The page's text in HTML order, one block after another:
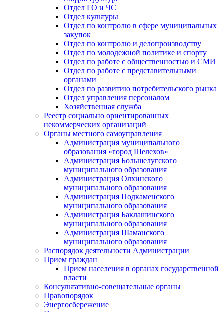
Отдел ГО и ЧС
Отдел культуры
Отдел по контролю в сфере муниципальных
закупок
Отдел по контролю и делопроизводству
Отдел по молодежной политике и спорту
Отдел по работе с общественностью и СМИ
Отдел по работе с представительными
органами
Отдел по развитию потребительского рынка
Отдел управления персоналом
Хозяйственная служба
Реестр социально ориентированных
некоммерческих организаций
Органы местного самоуправления
Администрация муниципального
образования «город Шелехов»
Администрация Большелугского
муниципального образования
Администрация Олхинского
муниципального образования
Администрация Подкаменского
муниципального образования
Администрация Баклашинского
муниципального образования
Администрация Шаманского
муниципального образования
Распорядок деятельности Администрации
Прием граждан
Прием населения в органах государственной
власти
Консультативно-совещательные органы
Правопорядок
Энергосбережение